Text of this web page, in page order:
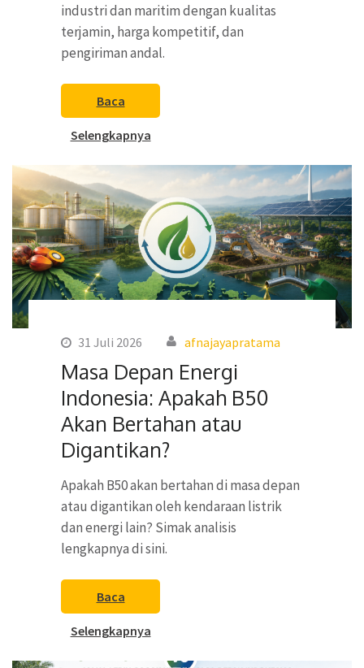
industri dan maritim dengan kualitas
terjamin, harga kompetitif, dan
pengiriman andal.
Baca
Selengkapnya
31 Juli 2026 afnajayapratama
Masa Depan Energi
Indonesia: Apakah B50
Akan Bertahan atau
Digantikan?
Apakah B50 akan bertahan di masa depan
atau digantikan oleh kendaraan listrik
dan energi lain? Simak analisis
lengkapnya di sini.
Baca
Selengkapnya